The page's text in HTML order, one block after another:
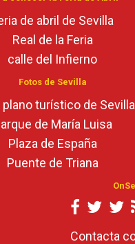
de abril de Sevilla
Real de la Feria
calle del Infierno
Fotos de Sevilla
plano turístico de Sevilla
de María Luisa
Plaza de España
Puente de Triana
Contacta